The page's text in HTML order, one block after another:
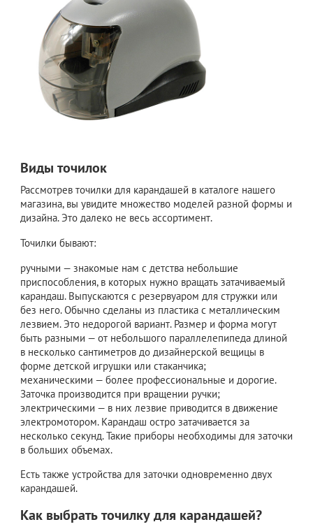
Виды точилок
Рассмотрев точилки для карандашей в каталоге нашего
магазина, вы увидите множество моделей разной формы и
дизайна. Это далеко не весь ассортимент.
Точилки бывают:
ручными — знакомые нам с детства небольшие
приспособления, в которых нужно вращать затачиваемый
карандаш. Выпускаются с резервуаром для стружки или
без него. Обычно сделаны из пластика с металлическим
лезвием. Это недорогой вариант. Размер и форма могут
быть разными — от небольшого параллелепипеда длиной
в несколько сантиметров до дизайнерской вещицы в
форме детской игрушки или стаканчика;
механическими — более профессиональные и дорогие.
Заточка производится при вращении ручки;
электрическими — в них лезвие приводится в движение
электромотором. Карандаш остро затачивается за
несколько секунд. Такие приборы необходимы для заточки
в больших объемах.
Есть также устройства для заточки одновременно двух
карандашей.
Как выбрать точилку для карандашей?